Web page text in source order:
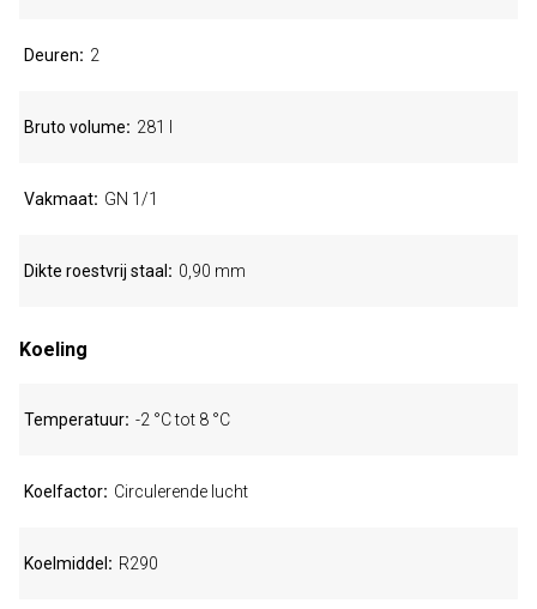
Deuren 2
Bruto volume 281 l
Vakmaat GN 1/1
Dikte roestvrij staal 0,90 mm
Koeling
Temperatuur -2 °C tot 8 °C
Koelfactor Circulerende lucht
Koelmiddel R290